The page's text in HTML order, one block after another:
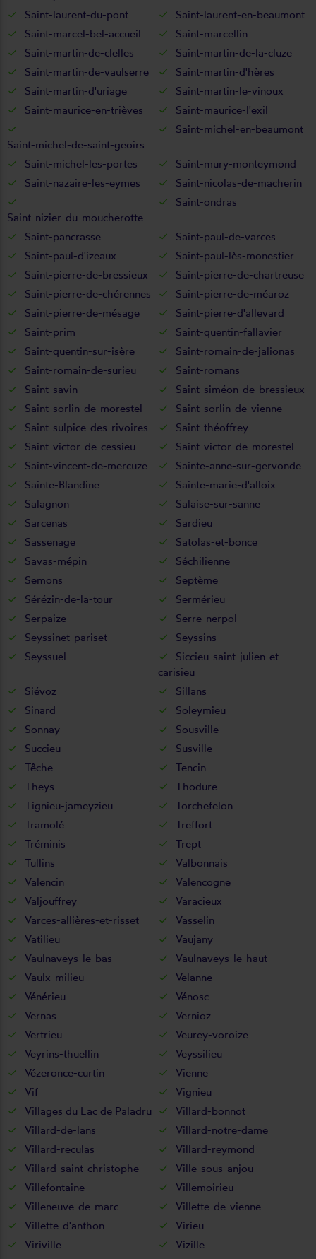
Saint-laurent-du-pont
Saint-laurent-en-beaumont
Saint-marcel-bel-accueil
Saint-marcellin
Saint-martin-de-clelles
Saint-martin-de-la-cluze
Saint-martin-de-vaulserre
Saint-martin-d'hères
Saint-martin-d'uriage
Saint-martin-le-vinoux
Saint-maurice-en-trièves
Saint-maurice-l'exil
Saint-michel-de-saint-geoirs
Saint-michel-en-beaumont
Saint-michel-les-portes
Saint-mury-monteymond
Saint-nazaire-les-eymes
Saint-nicolas-de-macherin
Saint-nizier-du-moucherotte
Saint-ondras
Saint-pancrasse
Saint-paul-de-varces
Saint-paul-d'izeaux
Saint-paul-lès-monestier
Saint-pierre-de-bressieux
Saint-pierre-de-chartreuse
Saint-pierre-de-chérennes
Saint-pierre-de-méaroz
Saint-pierre-de-mésage
Saint-pierre-d'allevard
Saint-prim
Saint-quentin-fallavier
Saint-quentin-sur-isère
Saint-romain-de-jalionas
Saint-romain-de-surieu
Saint-romans
Saint-savin
Saint-siméon-de-bressieux
Saint-sorlin-de-morestel
Saint-sorlin-de-vienne
Saint-sulpice-des-rivoires
Saint-théoffrey
Saint-victor-de-cessieu
Saint-victor-de-morestel
Saint-vincent-de-mercuze
Sainte-anne-sur-gervonde
Sainte-Blandine
Sainte-marie-d'alloix
Salagnon
Salaise-sur-sanne
Sarcenas
Sardieu
Sassenage
Satolas-et-bonce
Savas-mépin
Séchilienne
Semons
Septème
Sérézin-de-la-tour
Sermérieu
Serpaize
Serre-nerpol
Seyssinet-pariset
Seyssins
Seyssuel
Siccieu-saint-julien-et-
carisieu
Siévoz
Sillans
Sinard
Soleymieu
Sonnay
Sousville
Succieu
Susville
Têche
Tencin
Theys
Thodure
Tignieu-jameyzieu
Torchefelon
Tramolé
Treffort
Tréminis
Trept
Tullins
Valbonnais
Valencin
Valencogne
Valjouffrey
Varacieux
Varces-allières-et-risset
Vasselin
Vatilieu
Vaujany
Vaulnaveys-le-bas
Vaulnaveys-le-haut
Vaulx-milieu
Velanne
Vénérieu
Vénosc
Vernas
Vernioz
Vertrieu
Veurey-voroize
Veyrins-thuellin
Veyssilieu
Vézeronce-curtin
Vienne
Vif
Vignieu
Villages du Lac de Paladru
Villard-bonnot
Villard-de-lans
Villard-notre-dame
Villard-reculas
Villard-reymond
Villard-saint-christophe
Ville-sous-anjou
Villefontaine
Villemoirieu
Villeneuve-de-marc
Villette-de-vienne
Villette-d'anthon
Virieu
Viriville
Vizille